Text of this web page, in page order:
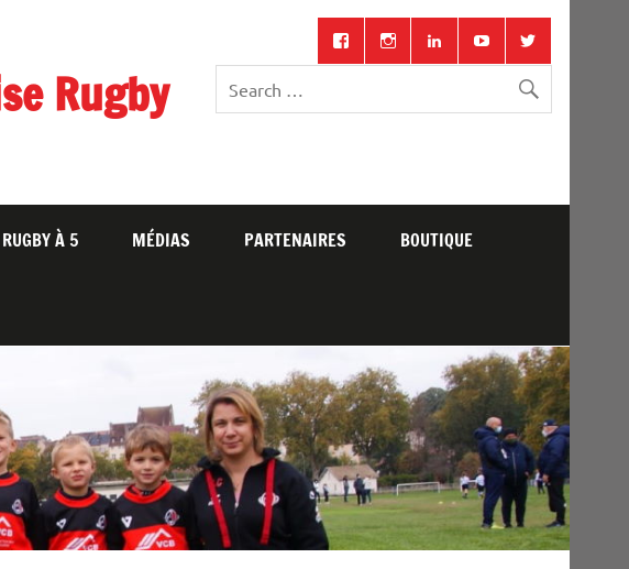
Rugby
RUGBY À 5 MÉDIAS PARTENAIRES BOUTIQUE